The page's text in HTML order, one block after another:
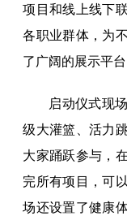
项目和线上线下
各职业群体，为
了广阔的展示平台
启动仪式现
级大灌篮、活力
大家踊跃参与，
完所有项目，可
场还设置了健康